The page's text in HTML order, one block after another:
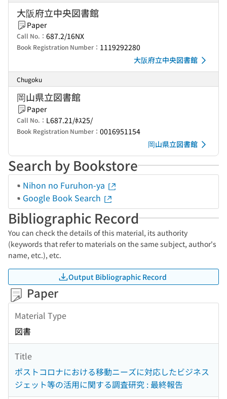
大阪府立中央図書館
Paper
Call No.： 687.2/16NX
Book Registration Number： 1119292280
大阪府立中央図書館
Chugoku
岡山県立図書館
Paper
Call No.： L687.21/ﾎｽ25/
Book Registration Number： 0016951154
岡山県立図書館
Search by Bookstore
Nihon no Furuhon-ya
Google Book Search
Bibliographic Record
You can check the details of this material, its authority
(keywords that refer to materials on the same subject, author's
name, etc.), etc.
Output Bibliographic Record
Paper
Material Type
図書
Title
ポストコロナにおける移動ニーズに対応したビジネス
ジェット等の活用に関する調査研究 : 最終報告